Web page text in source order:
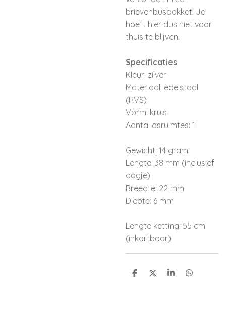
brievenbuspakket. Je
hoeft hier dus niet voor
thuis te blijven.
Specificaties
Kleur: zilver
Materiaal: edelstaal
(RVS)
Vorm: kruis
Aantal asruimtes: 1
Gewicht: 14 gram
Lengte: 38 mm (inclusief
oogje)
Breedte: 22 mm
Diepte: 6 mm
Lengte ketting: 55 cm
(inkortbaar)
D
D
S
D